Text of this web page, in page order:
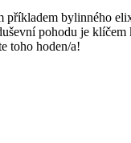
příkladem bylinného
pohodu je
toho hoden/a!